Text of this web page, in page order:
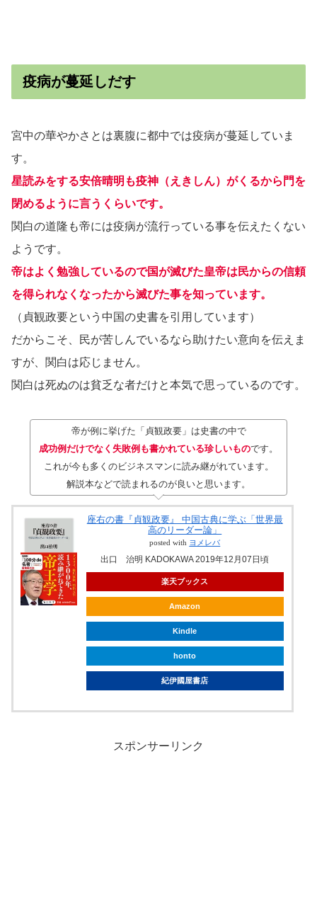
疫病が蔓延しだす
宮中の華やかさとは裏腹に都中では疫病が蔓延していま
す。
星読みをする安倍晴明も疫神（えきしん）がくるから門を
閉めるように言うくらいです。
関白の道隆も帝には疫病が流行っている事を伝えたくない
ようです。
帝はよく勉強しているので国が滅びた皇帝は民からの信頼
を得られなくなったから滅びた事を知っています。
（貞観政要という中国の史書を引用しています）
だからこそ、民が苦しんでいるなら助けたい意向を伝えま
すが、関白は応じません。
関白は死ぬのは貧乏な者だけと本気で思っているのです。
帝が例に挙げた「貞観政要」は史書の中で
成功例だけでなく失敗例も書かれている珍しいものです。
これが今も多くのビジネスマンに読み継がれています。
解説本などで読まれるのが良いと思います。
座右の書『貞観政要』 中国古典に学ぶ「世界最
高のリーダー論」
posted with ヨメレバ
出口 治明 KADOKAWA 2019年12月07日頃
楽天ブックス
Amazon
Kindle
honto
紀伊國屋書店
スポンサーリンク